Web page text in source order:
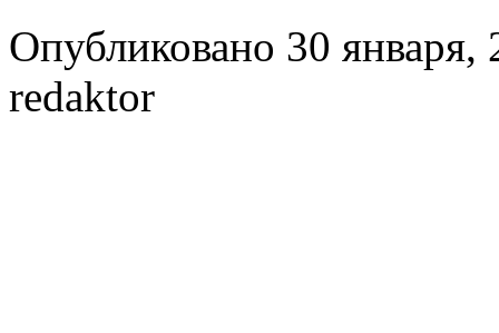
Опубликовано 30 января,
redaktor